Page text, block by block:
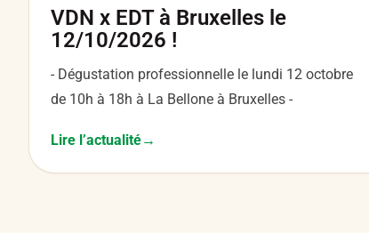
VDN x EDT à Bruxelles le
12/10/2026 !
- Dégustation professionnelle le lundi 12 octobre
de 10h à 18h à La Bellone à Bruxelles -
Lire l’actualité